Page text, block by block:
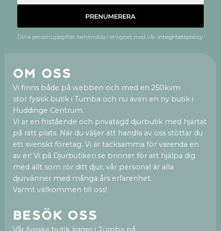
PRENUMERERA
Dina personuppgifter behandlas i enlighet med vår integritetspolicy
Om oss
Vi finns både på webben och med en 250kvm
stor fysisk butik i Tumba och nu även en ny butik i
Huddinge Centrum.
Vi är en fristående och privatägd djurbutik med hjärtat
på rätt plats. När du väljer att handla av oss stöttar du
ett svenskt företag. Vi är tacksamma för varenda en
av er! Vi på Djurbutiken.se brinner för att hjälpa dig
med allt som rör ditt djur, vår personal är alla
djurvänner med många års erfarenhet.
Varmt välkommen till oss!
Besök oss